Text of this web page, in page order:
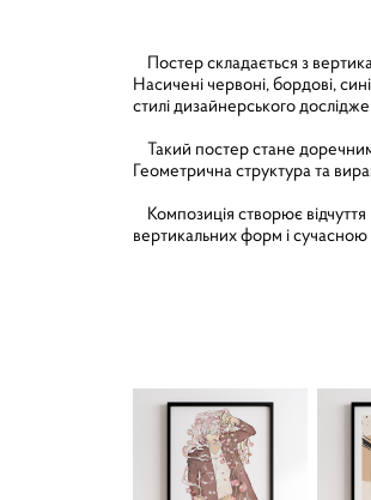
Постер складається з
Насичені червоні, бордові,
стилі дизайнерського
Такий постер стане доречним
Геометрична структура та
Композиція створює
вертикальних форм і сучасною